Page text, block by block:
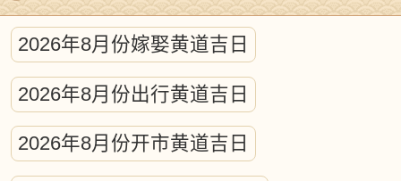
研究的求真精神。
古代历法体系蕴含着复杂的天体运行计
算，涵盖日月及五大行星的轨道测算、昼
夜交替时刻测定、日月食预测等核心内
容。从本质上说，这项浩大的工程相当于
2026年8月份嫁娶黄道吉日
2026年8月份出行黄道吉日
2026年8月份开市黄道吉日